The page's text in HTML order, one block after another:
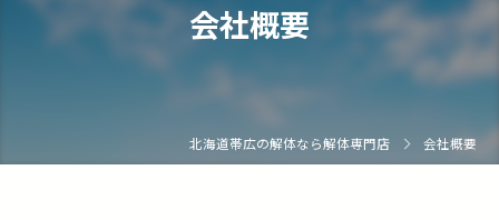
会社概要
北海道帯広の解体なら解体専門店 会社概要